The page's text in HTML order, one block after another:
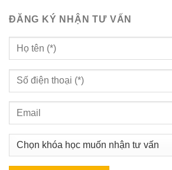
ĐĂNG KÝ NHẬN TƯ VẤN